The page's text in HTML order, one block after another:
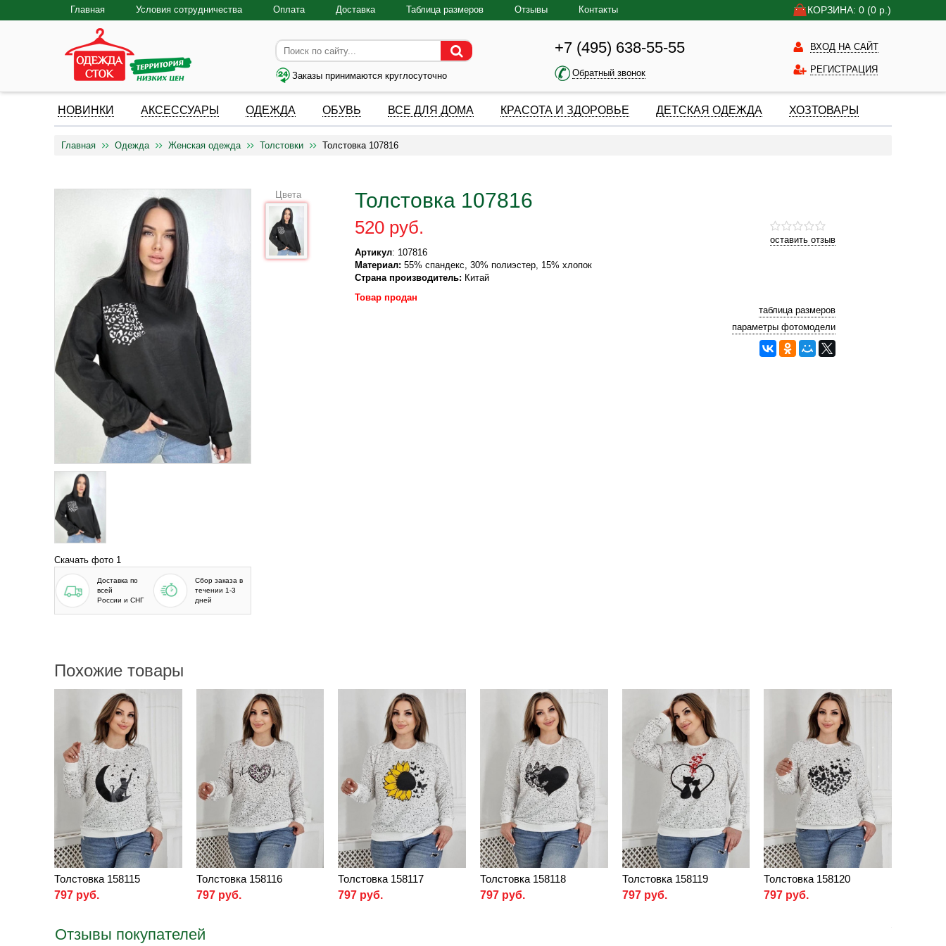
КОРЗИНА: 0 (0 р.)
Главная Условия сотрудничества Оплата Доставка Таблица размеров Отзывы Контакты
Заказы принимаются круглосуточно
+7 (495) 638-55-55
Обратный звонок
ВХОД НА САЙТ
РЕГИСТРАЦИЯ
НОВИНКИ АКСЕССУАРЫ ОДЕЖДА ОБУВЬ ВСЕ ДЛЯ ДОМА КРАСОТА И ЗДОРОВЬЕ ДЕТСКАЯ ОДЕЖДА ХОЗТОВАРЫ
Главная Одежда Женская одежда Толстовки Толстовка 107816
Скачать фото 1
Доставка по
всей
России и СНГ
Сбор заказа в
течении 1-3
дней
Толстовка 107816
оставить отзыв
520 руб.
Артикул: 107816
Материал: 55% спандекс, 30% полиэстер, 15% хлопок
Страна производитель: Китай
Цвета
Товар продан
таблица размеров
параметры фотомодели
Похожие товары
Толстовка 158115
797 руб.
Толстовка 158116
797 руб.
Толстовка 158117
797 руб.
Толстовка 158118
797 руб.
Толстовка 158119
797 руб.
Толстовка 158120
797 руб.
Отзывы покупателей